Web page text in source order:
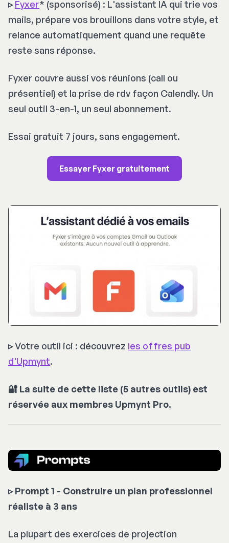
▹ Fyxer* (sponsorisé) : L'assistant IA qui trie vos
mails, prépare vos brouillons dans votre style, et
relance automatiquement quand une requête
reste sans réponse.
Fyxer couvre aussi vos réunions (call ou
présentiel) et la prise de rdv façon Calendly. Un
seul outil 3-en-1, un seul abonnement.
Essai gratuit 7 jours, sans engagement.
Essayer Fyxer gratuitement
▹Votre outil ici : découvrez les offres pub
d'Upmynt.
🔐 La suite de cette liste (5 autres outils) est
réservée aux membres Upmynt Pro.
▹ Prompt 1 - Construire un plan professionnel
réaliste à 3 ans
La plupart des exercices de projection